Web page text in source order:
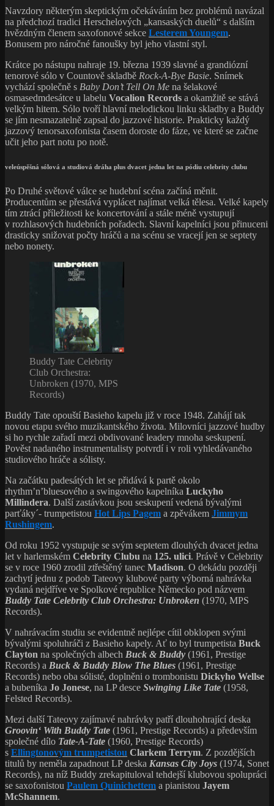
Navzdory některým skeptickým očekáváním bez problémů navázal
na předchozí tradici Herschelových „kansaských duelů“ s dalším
hvězdným členem saxofonové sekce Lesterem Youngem.
Bonusem pro náročné fanoušky byl jeho vlastní styl.
Krátce po nástupu nahraje 19. března 1939 slavné a grandiózní
tenorové sólo v Countově skladbě Rock-A-Bye Basie. Snímek
vychází společně s Baby Don’t Tell On Me na šelakové
osmasedmdesátce u labelu Vocalion Records a okamžitě se stává
velkým hitem. Sólo tvoří hlavní melodickou linku skladby a Buddy
se jím nesmazatelně zapsal do jazzové historie. Prakticky každý
jazzový tenorsaxofonista časem doroste do fáze, ve které se začne
učit jeho part notu po notě.
veleúspěšná sólová a studiová dráha plus dvacet jedna let na pódiu celebrity clubu
Po Druhé světové válce se hudební scéna začíná měnit.
Producentům se přestává vyplácet najímat velká tělesa. Velké kapely
tím ztrácí příležitosti ke koncertování a stále méně vystupují
v rozhlasových hudebních pořadech. Slavní kapelníci jsou přinuceni
drasticky snižovat počty hráčů a na scénu se vracejí jen se septety
nebo nonety.
Buddy Tate Celebrity
Club Orchestra:
Unbroken (1970, MPS
Records)
Buddy Tate opouští Basieho kapelu již v roce 1948. Zahájí tak
novou etapu svého muzikantského života. Milovníci jazzové hudby
si ho rychle zařadí mezi obdivované leadery mnoha seskupení.
Pověst nadaného instrumentalisty potvrdí i v roli vyhledávaného
studiového hráče a sólisty.
Na začátku padesátých let se přidává k partě okolo
rhythm’n’bluesového a swingového kapelníka Luckyho
Millindera. Další zastávkou jsou seskupení vedená bývalými
parťáky´- trumpetistou Hot Lips Pagem a zpěvákem Jimmym
Rushingem.
Od roku 1952 vystupuje se svým septetem dlouhých dvacet jedna
let v harlemském Celebrity Clubu na 125. ulici. Právě v Celebrity
se v roce 1960 zrodil ztřeštěný tanec Madison. O dekádu později
zachytí jednu z podob Tateovy klubové party výborná nahrávka
vydaná nejdříve ve Spolkové republice Německo pod názvem
Buddy Tate Celebrity Club Orchestra: Unbroken (1970, MPS
Records).
V nahrávacím studiu se evidentně nejlépe cítil obklopen svými
bývalými spoluhráči z Basieho kapely. Ať to byl trumpetista Buck
Clayton na společných albech Buck & Buddy (1961, Prestige
Records) a Buck & Buddy Blow The Blues (1961, Prestige
Records) nebo oba sólisté, doplněni o trombonistu Dickyho Wellse
a bubeníka Jo Jonese, na LP desce Swinging Like Tate (1958,
Felsted Records).
Mezi další Tateovy zajímavé nahrávky patří dlouhohrající deska
Groovin‘ With Buddy Tate (1961, Prestige Records) a především
společné dílo Tate-A-Tate (1960, Prestige Records)
s Ellingtonovým trumpetistou Clarkem Terrym. Z pozdějších
titulů by neměla zapadnout LP deska Kansas City Joys (1974, Sonet
Records), na níž Buddy zrekapituloval tehdejší klubovou spolupráci
se saxofonistou Paulem Quinichettem a pianistou Jayem
McShannem.